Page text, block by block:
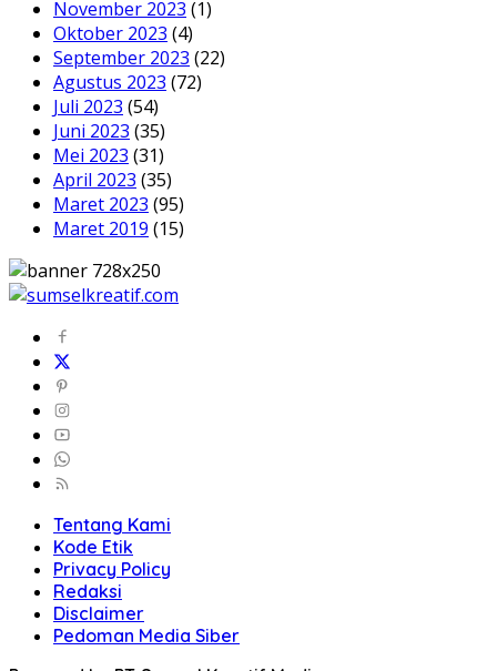
November 2023 (1)
Oktober 2023 (4)
September 2023 (22)
Agustus 2023 (72)
Juli 2023 (54)
Juni 2023 (35)
Mei 2023 (31)
April 2023 (35)
Maret 2023 (95)
Maret 2019 (15)
Tentang Kami
Kode Etik
Privacy Policy
Redaksi
Disclaimer
Pedoman Media Siber